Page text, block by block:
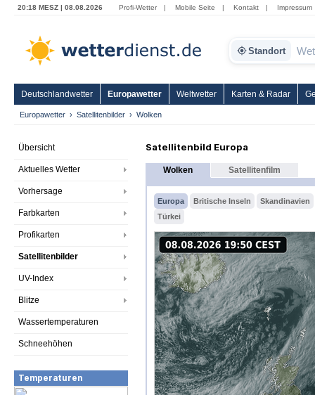
20:18 MESZ | 08.08.2026 Profi-Wetter | Mobile Seite | Kontakt | Impressum
Standort
Deutschlandwetter Europawetter Weltwetter Karten & Radar
Europawetter Satellitenbilder Wolken
Übersicht
Aktuelles Wetter
Vorhersage
Farbkarten
Profikarten
Satellitenbilder
UV-Index
Blitze
Wassertemperaturen
Schneehöhen
Temperaturen
Satellitenbild Europa
Wolken Satellitenfilm
Europa Britische Inseln
Skandinavien
Türkei